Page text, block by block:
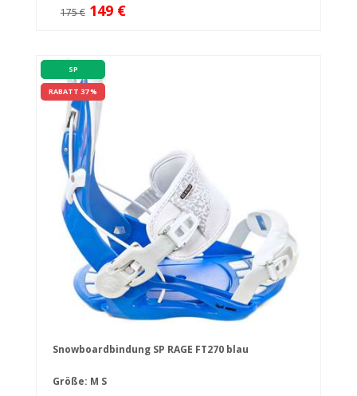
175 € 149 €
SP
RABATT 37 %
Snowboardbindung SP RAGE FT270 blau
Größe: M S